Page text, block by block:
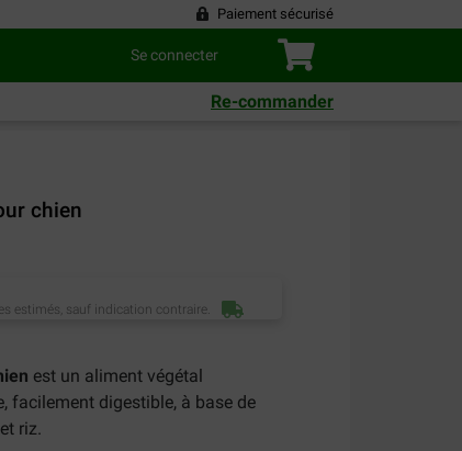
Paiement sécurisé
Se connecter
Re-commander
chien
estimés, sauf indication contraire.
est un aliment végétal
facilement digestible, à base de
riz.